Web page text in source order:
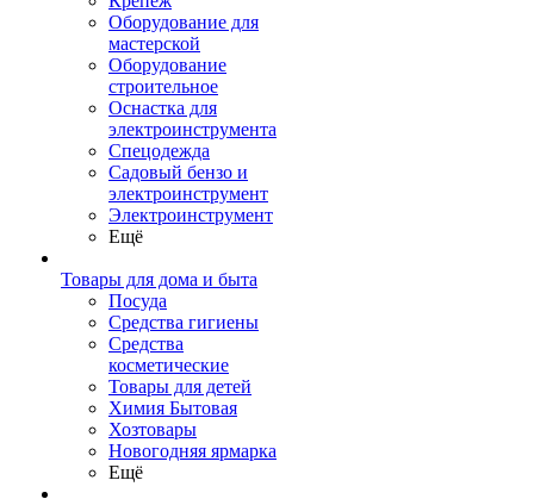
Оборудование для
мастерской
Оборудование
строительное
Оснастка для
электроинструмента
Спецодежда
Садовый бензо и
электроинструмент
Электроинструмент
Ещё
Товары для дома и быта
Посуда
Средства гигиены
Средства
косметические
Товары для детей
Химия Бытовая
Хозтовары
Новогодняя ярмарка
Ещё